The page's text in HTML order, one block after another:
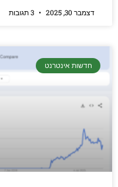
דצמבר 30, 2025
חדשות אינטרנט